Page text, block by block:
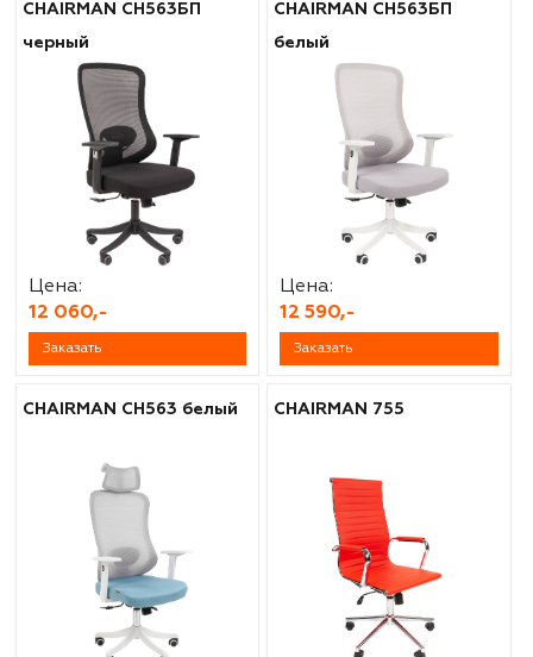
CHAIRMAN CH563БП
черный
Цена:
12 060,-
Заказать
CHAIRMAN CH563БП
белый
Цена:
12 590,-
Заказать
CHAIRMAN CH563 белый CHAIRMAN 755